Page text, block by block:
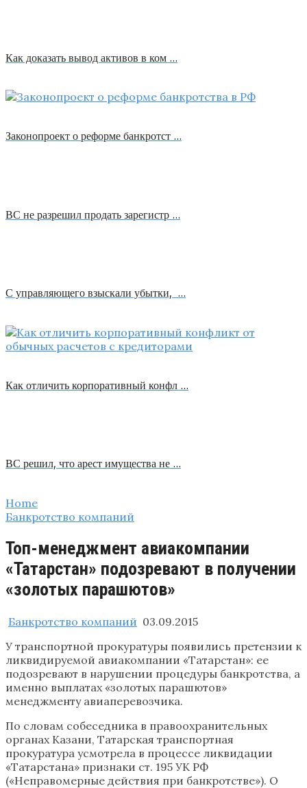
Как доказать вывод активов в ком …
Законопроект о реформе банкротст …
ВС не разрешил продать зарегистр …
С управляющего взыскали убытки, …
Как отличить корпоративный конфл …
ВС решил, что арест имущества не …
Home
Банкротство компаний
Топ-менеджмент авиакомпании
«Татарстан» подозревают в получении
«золотых парашютов»
Банкротство компаний 03.09.2015
У транспортной прокуратуры появились претензии к
ликвидируемой авиакомпании «Татарстан»: ее
подозревают в нарушении процедуры банкротства, а
именно выплатах «золотых парашютов»
менеджменту авиаперевозчика.
По словам собеседника в правоохранительных
органах Казани, Татарская транспортная
прокуратура усмотрела в процессе ликвидации
«Татарстана» признаки ст. 195 УК РФ
(«Неправомерные действия при банкротстве»). О